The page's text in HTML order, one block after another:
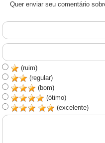
Quer enviar seu comentário
(ruim)
(regular)
(bom)
(ótimo)
(excelente)